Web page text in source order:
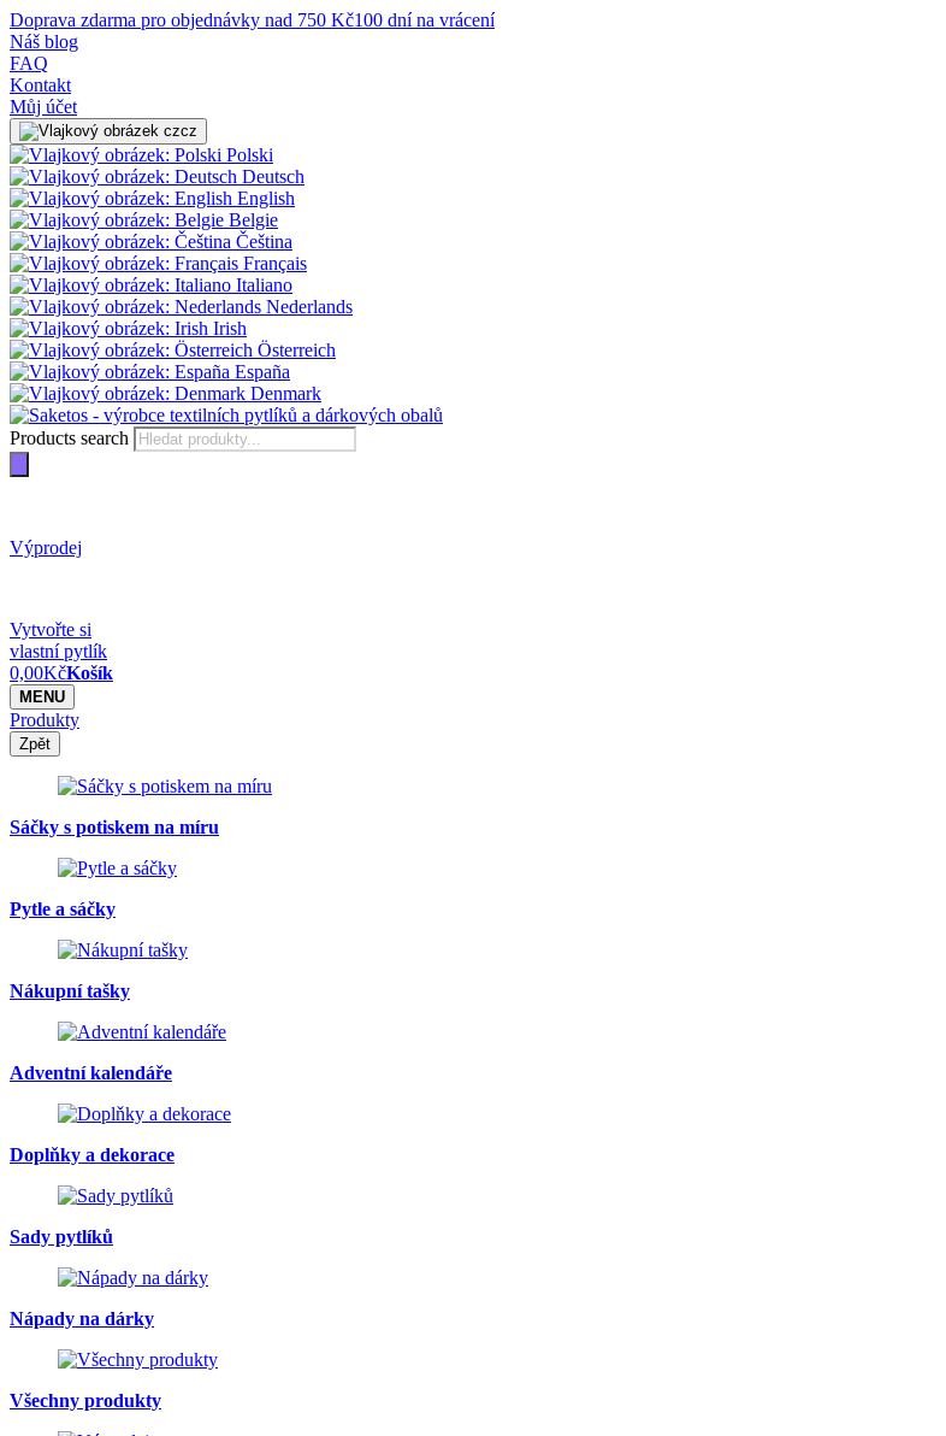
Doprava zdarma pro objednávky nad 750 Kč100 dní na vrácení
Náš blog
FAQ
Kontakt
Můj účet
cz
Polski
Deutsch
English
Belgie
Čeština
Français
Italiano
Nederlands
Irish
Österreich
España
Denmark
Products search
Výprodej
Vytvořte si
vlastní pytlík
0,00KčKošík
MENU
Produkty
Zpět
Sáčky s potiskem na míru
Pytle a sáčky
Nákupní tašky
Adventní kalendáře
Doplňky a dekorace
Sady pytlíků
Nápady na dárky
Všechny produkty